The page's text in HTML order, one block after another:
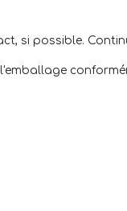
si possible.